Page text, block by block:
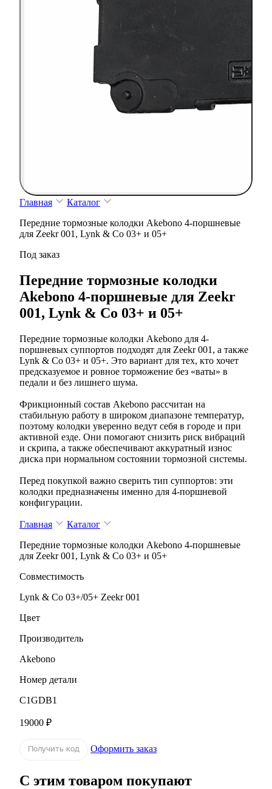
Главная
Каталог
Передние тормозные колодки Akebono 4-поршневые
для Zeekr 001, Lynk & Co 03+ и 05+
Под заказ
Передние тормозные колодки
Akebono 4-поршневые для Zeekr
001, Lynk & Co 03+ и 05+
Передние тормозные колодки Akebono для 4-
поршневых суппортов подходят для Zeekr 001, а также
Lynk & Co 03+ и 05+. Это вариант для тех, кто хочет
предсказуемое и ровное торможение без «ваты» в
педали и без лишнего шума.
Фрикционный состав Akebono рассчитан на
стабильную работу в широком диапазоне температур,
поэтому колодки уверенно ведут себя в городе и при
активной езде. Они помогают снизить риск вибраций
и скрипа, а также обеспечивают аккуратный износ
диска при нормальном состоянии тормозной системы.
Перед покупкой важно сверить тип суппортов: эти
колодки предназначены именно для 4-поршневой
конфигурации.
Главная
Каталог
Передние тормозные колодки Akebono 4-поршневые
для Zeekr 001, Lynk & Co 03+ и 05+
Совместимость
Lynk & Co 03+/05+ Zeekr 001
Цвет
Производитель
Akebono
Номер детали
C1GDB1
19000 ₽
Получить код Оформить заказ
С этим товаром покупают